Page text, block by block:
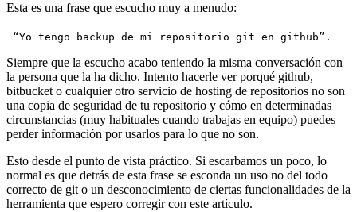
Esta es una frase que escucho muy a menudo:
“Yo tengo backup de mi repositorio git en github”.
Siempre que la escucho acabo teniendo la misma conversación con
la persona que la ha dicho. Intento hacerle ver porqué github,
bitbucket o cualquier otro servicio de hosting de repositorios no son
una copia de seguridad de tu repositorio y cómo en determinadas
circunstancias (muy habituales cuando trabajas en equipo) puedes
perder información por usarlos para lo que no son.
Esto desde el punto de vista práctico. Si escarbamos un poco, lo
normal es que detrás de esta frase se esconda un uso no del todo
correcto de git o un desconocimiento de ciertas funcionalidades de la
herramienta que espero corregir con este artículo.